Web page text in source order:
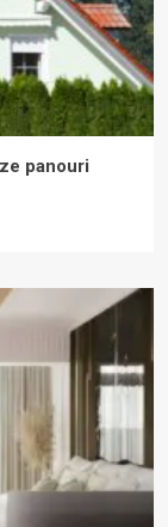
panouri